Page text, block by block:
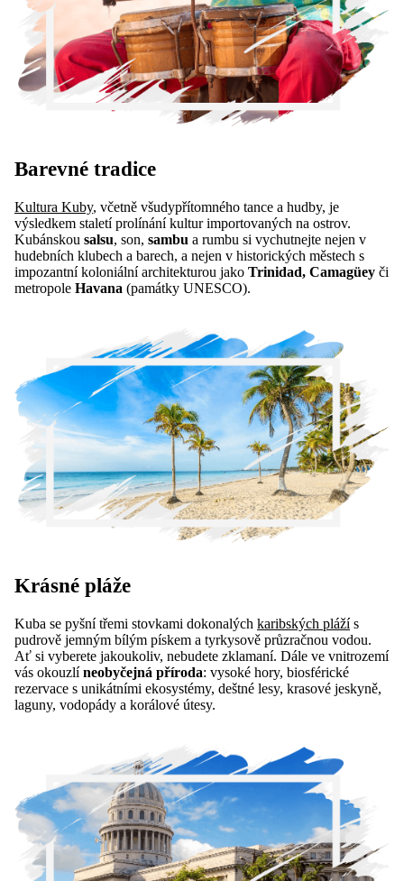
Barevné tradice
Kultura Kuby, včetně všudypřítomného tance a hudby, je
výsledkem staletí prolínání kultur importovaných na ostrov.
Kubánskou salsu, son, sambu a rumbu si vychutnejte nejen v
hudebních klubech a barech, a nejen v historických městech s
impozantní koloniální architekturou jako Trinidad, Camagüey či
metropole Havana (památky UNESCO).
Krásné pláže
Kuba se pyšní třemi stovkami dokonalých karibských plážís
pudrově jemným bílým pískem a tyrkysově průzračnou vodou.
Ať si vyberete jakoukoliv, nebudete zklamaní. Dále ve vnitrozemí
vás okouzlíneobyčejná příroda: vysoké hory, biosférické
rezervace s unikátními ekosystémy, deštné lesy, krasové jeskyně,
laguny, vodopády a korálové útesy.